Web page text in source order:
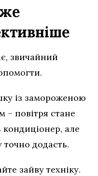
звичайний
із замороженою
– повітря стане
але
точно додасть.
зайву техніку.